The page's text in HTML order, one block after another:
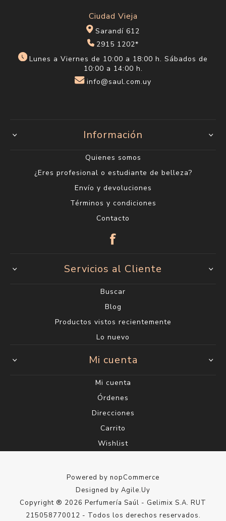
Ciudad Vieja
Sarandí 612
2915 1202*
Lunes a Viernes de 10:00 a 18:00 h. Sábados de
10:00 a 14:00 h.
info@saul.com.uy
Información
Quienes somos
¿Eres profesional o estudiante de belleza?
Envío y devoluciones
Términos y condiciones
Contacto
Servicios al Cliente
Buscar
Blog
Productos vistos recientemente
Lo nuevo
Mi cuenta
Mi cuenta
Órdenes
Direcciones
Carrito
Wishlist
Powered by nopCommerce
Designed by Agile.Uy
Copyright ® 2026 Perfumería Saúl - Gelimix S.A. RUT
215058770012 - Todos los derechos reservados.